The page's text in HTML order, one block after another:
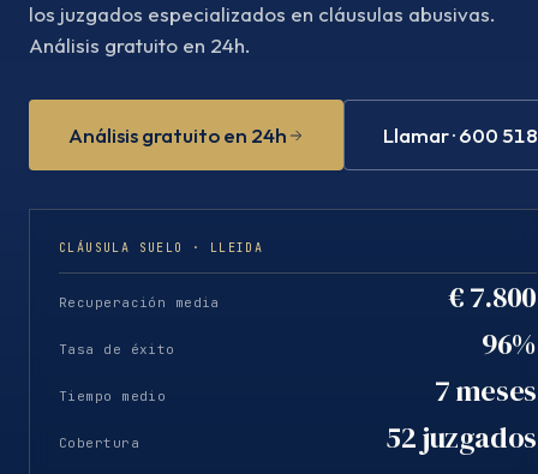
los juzgados especializados en cláusulas abusivas.
Análisis gratuito en 24h.
Análisis gratuito en 24h Llamar · 600
CLÁUSULA SUELO · LLEIDA
Recuperación media € 7.800
Tasa de éxito 96%
Tiempo medio 7 meses
Cobertura 52 juzgados